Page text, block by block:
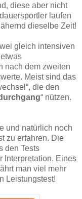
diese aber nicht
laufen
dieselbe Zeit!
gleich intensiven
nach dem zweiten
Meist sind das
die den
“ nützen.
und natürlich noch
zu erfahren. Die
den Tests
Interpretation. Eines
man viel mehr
Leistungstest!